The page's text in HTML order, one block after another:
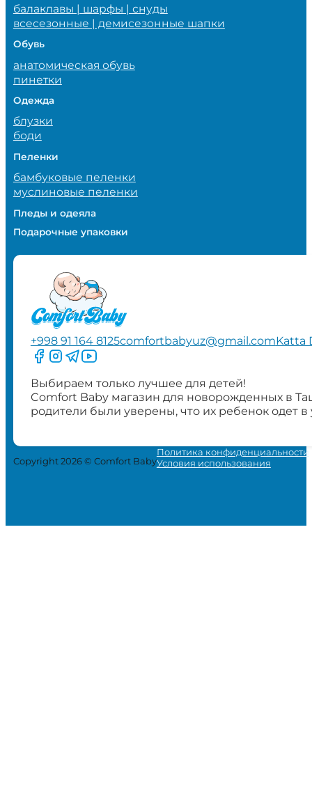
балаклавы | шарфы | снуды
всесезонные | демисезонные шапки
Обувь
анатомическая обувь
пинетки
Одежда
блузки
боди
Пеленки
бамбуковые пеленки
муслиновые пеленки
Пледы и одеяла
Подарочные упаковки
+998 91 164 8125comfortbabyuz@gmail.comKatta
Следите за нами на Facebook
Следите за нами в Instagram
Следите за нами в Telegram
Следите за нами в YouTube
Выбираем только лучшее для детей!
Comfort Baby магазин для новорожденных в
родители были уверены, что их ребенок одет
Copyright 2026 © Comfort Baby
Политика конфиденциальности
Условия использования